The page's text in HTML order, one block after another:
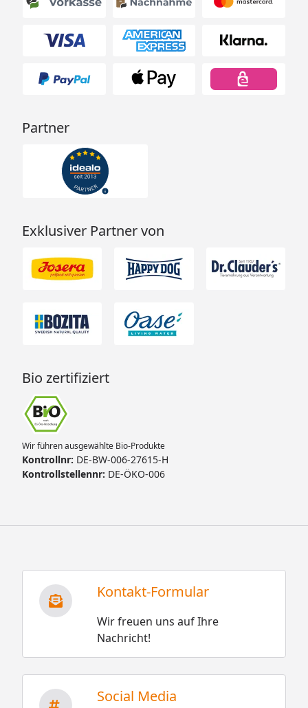
Partner
Exklusiver Partner von
Bio zertifiziert
Wir führen ausgewählte Bio-Produkte
Kontrollnr: DE-BW-006-27615-H
Kontrollstellennr: DE-ÖKO-006
Kontakt-Formular
Wir freuen uns auf Ihre
Nachricht!
Social Media